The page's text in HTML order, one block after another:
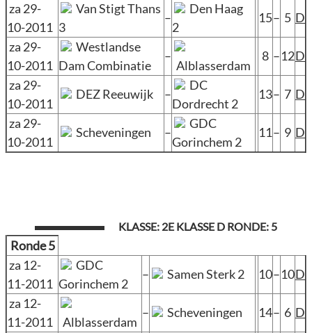
za 29-
10-2011
Van Stigt Thans
3
–
Den Haag
2
15– 5 D
za 29-
10-2011
Westlandse
Dam Combinatie
–
Alblasserdam
8 –12D
za 29-
10-2011
DEZ Reeuwijk –
DC
Dordrecht 2
13– 7 D
za 29-
10-2011
Scheveningen –
GDC
Gorinchem 2
11– 9 D
KLASSE: 2E KLASSE D RONDE: 5
Ronde 5
za 12-
11-2011
GDC
Gorinchem 2
– Samen Sterk 2 10–10D
za 12-
11-2011
Alblasserdam
– Scheveningen 14– 6 D